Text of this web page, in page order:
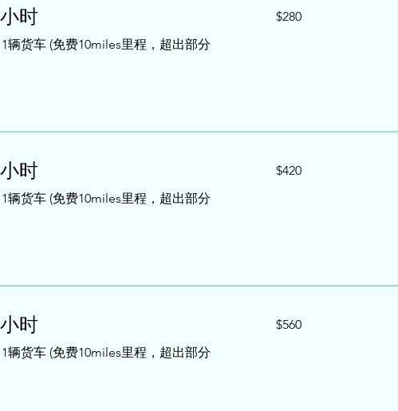
时
辆货车 (免费10miles里程，超出部分
US
$280
时
辆货车 (免费10miles里程，超出部分
US
$420
时
辆货车 (免费10miles里程，超出部分
US
$560